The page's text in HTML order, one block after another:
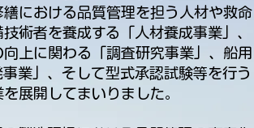
における品質管理を担う人材や救命
術者を養成する「人材養成事業」、
上に関わる「調査研究事業」、船用
業」、そして型式承認試験等を行う
展開してまいりました。